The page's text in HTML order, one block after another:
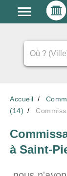
Accueil
(14)
à Saint-